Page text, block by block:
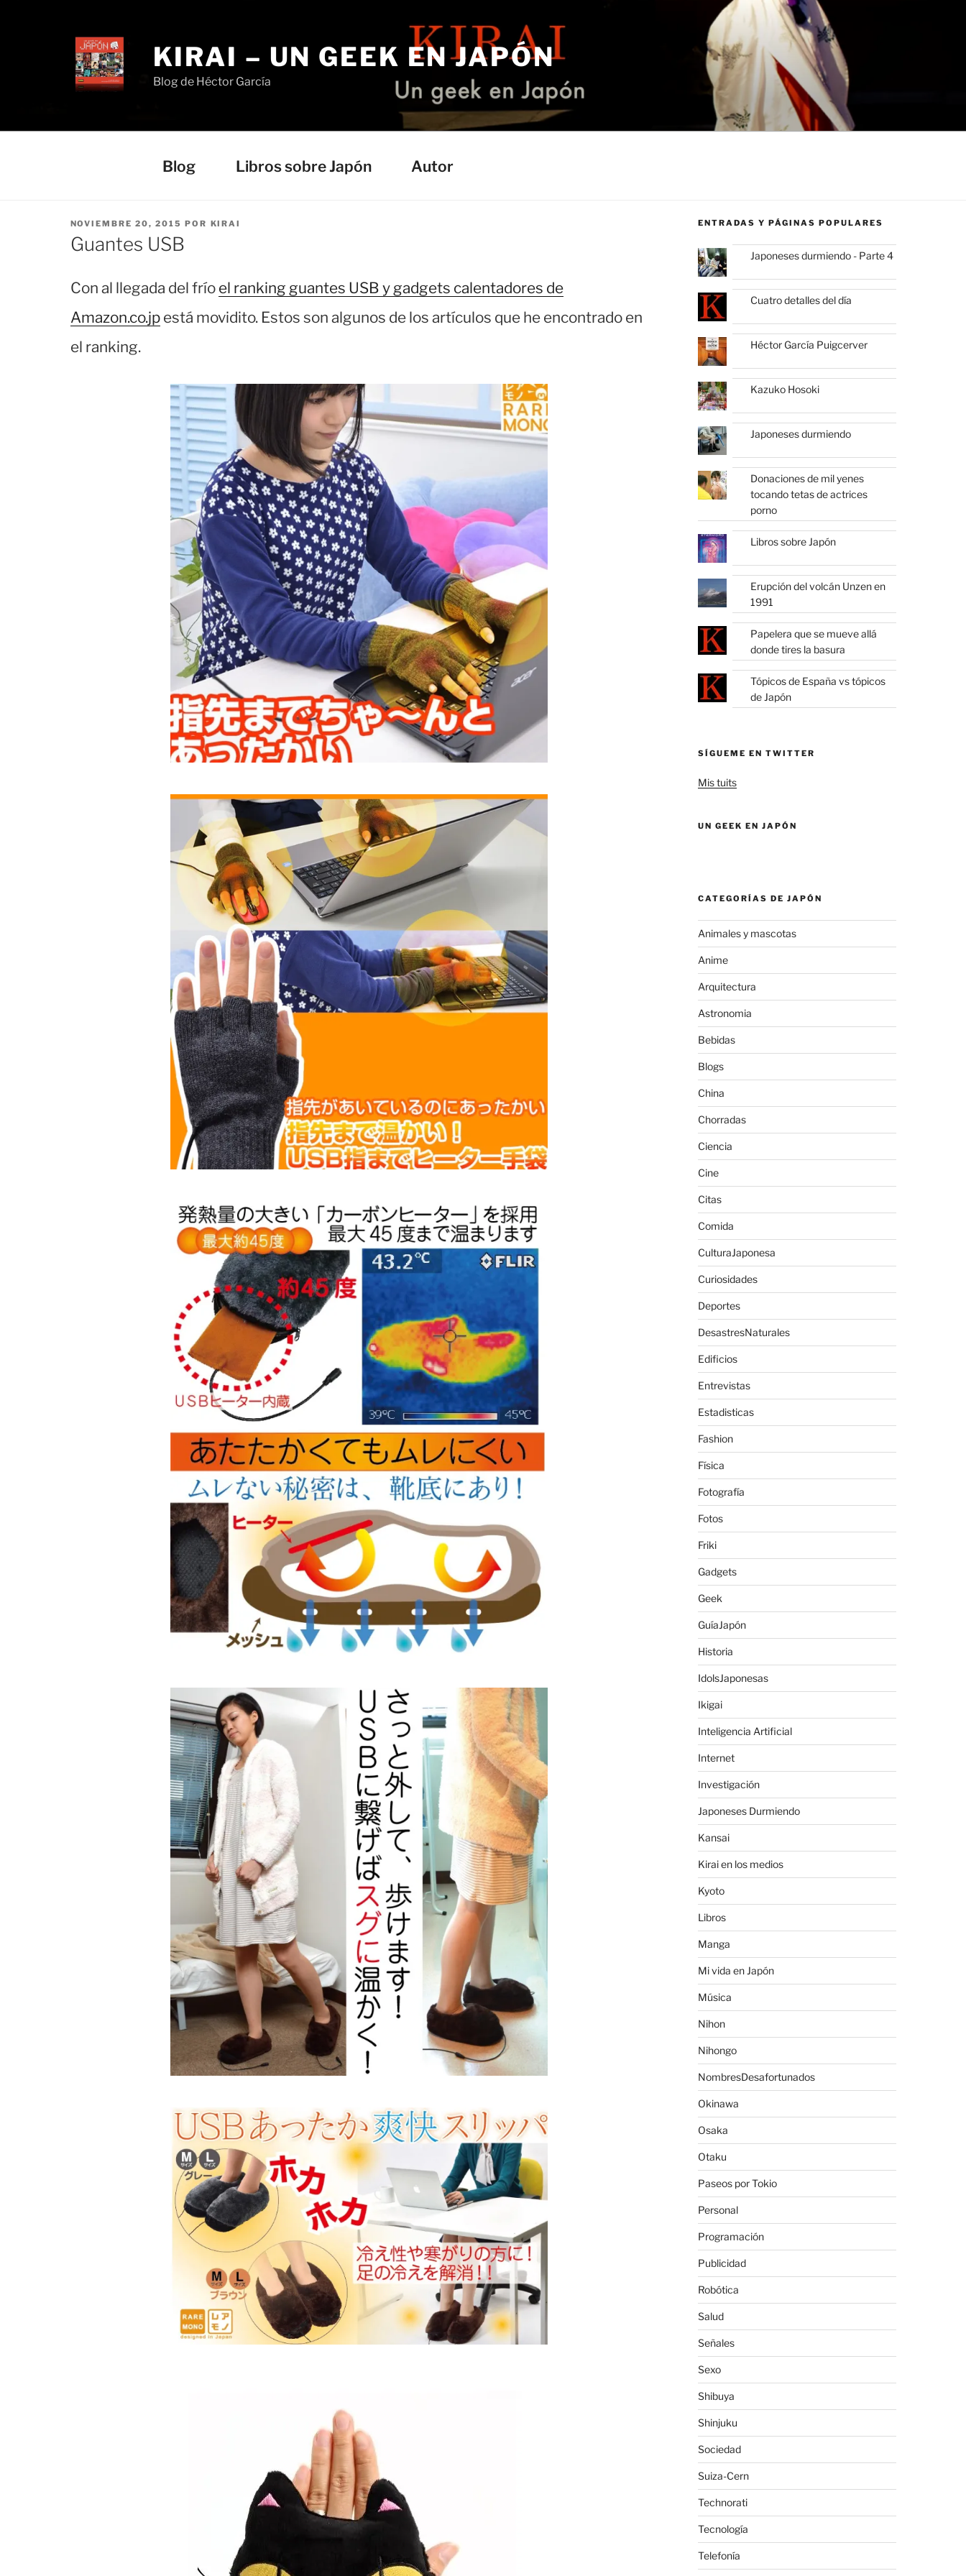
KIRAI – UN GEEK EN JAPÓN
Blog de Héctor García
Blog Libros sobre Japón Autor
PUBLICADO
EL
NOVIEMBRE 20, 2015 POR KIRAI
Guantes USB
Con al llegada del frío el ranking guantes USB y gadgets calentadores de
Amazon.co.jpestá movidito. Estos son algunos de los artículos que he encontrado en
el ranking.
ENTRADAS Y PÁGINAS POPULARES
Japoneses durmiendo - Parte 4
Cuatro detalles del día
Héctor García Puigcerver
Kazuko Hosoki
Japoneses durmiendo
Donaciones de mil yenes
tocando tetas de actrices
porno
Libros sobre Japón
Erupción del volcán Unzen en
1991
Papelera que se mueve allá
donde tires la basura
Tópicos de España vs tópicos
de Japón
SÍGUEME EN TWITTER
Mis tuits
UN GEEK EN JAPÓN
CATEGORÍAS DE JAPÓN
Animales y mascotas
Anime
Arquitectura
Astronomia
Bebidas
Blogs
China
Chorradas
Ciencia
Cine
Citas
Comida
CulturaJaponesa
Curiosidades
Deportes
DesastresNaturales
Edificios
Entrevistas
Estadisticas
Fashion
Física
Fotografía
Fotos
Friki
Gadgets
Geek
GuíaJapón
Historia
IdolsJaponesas
Ikigai
Inteligencia Artificial
Internet
Investigación
Japoneses Durmiendo
Kansai
Kirai en los medios
Kyoto
Libros
Manga
Mi vida en Japón
Música
Nihon
Nihongo
NombresDesafortunados
Okinawa
Osaka
Otaku
Paseos por Tokio
Personal
Programación
Publicidad
Robótica
Salud
Señales
Sexo
Shibuya
Shinjuku
Sociedad
Suiza-Cern
Technorati
Tecnología
Telefonía